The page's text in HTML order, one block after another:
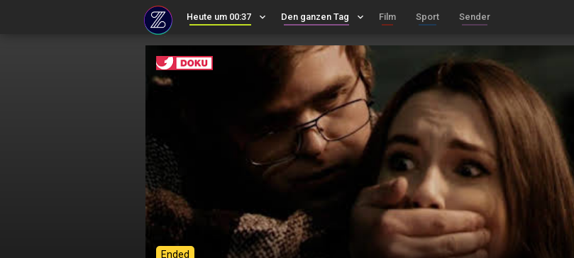
Heute um 00:37 keyboard_arrow_down Den ganzen Tag keyboard_arrow_down Film Sport Sender
Ended